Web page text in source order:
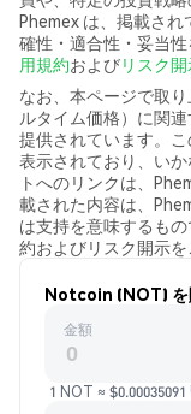
Phemex は、掲載さ
確性・適合性・妥当性
用規約およびリスク
なお、本ページで取
ルタイム価格）に関
提供されています。
表示されており、い
トへのリンクは、
載された内容は、
は支持を意味するも
約およびリスク開示を
Notcoin (NOT) を
金額
1 NOT ≈ $0.00035091